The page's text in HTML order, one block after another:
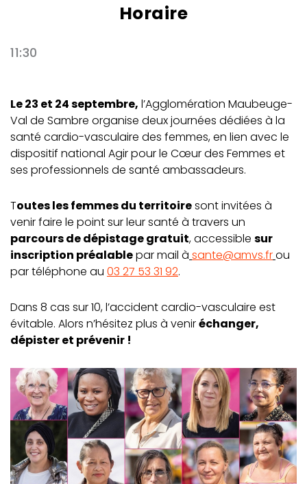
Horaire
11:30
Le 23 et 24 septembre, l’Agglomération Maubeuge-
Val de Sambre organise deux journées dédiées à la
santé cardio-vasculaire des femmes, en lien avec le
dispositif national Agir pour le Cœur des Femmes et
ses professionnels de santé ambassadeurs.
Toutes les femmes du territoiresont invitées à
venir faire le point sur leur santé à travers un
parcours de dépistage gratuit, accessible sur
inscription préalablepar mail à sante@amvs.frou
par téléphone au 03 27 53 31 92.
Dans 8 cas sur 10, l’accident cardio-vasculaire est
évitable. Alors n’hésitez plus à veniréchanger,
dépister et prévenir !